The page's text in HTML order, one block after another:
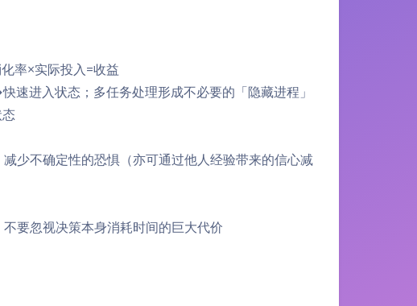
率×实际投入=收益
速进入状态；多任务处理形成不必要的「隐藏进程」
少不确定性的恐惧（亦可通过他人经验带来的信心减
要忽视决策本身消耗时间的巨大代价